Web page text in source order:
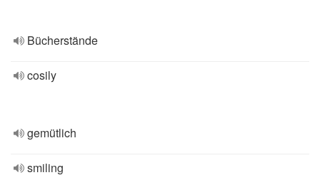
Bücherstände
cosily
gemütlich
smiling